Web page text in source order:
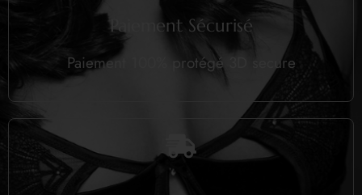
Paiement Sécurisé
Paiement 100% protégé 3D secure